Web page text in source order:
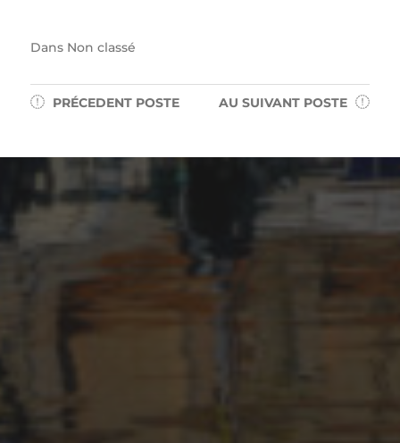
Dans Non classé
AU SUIVANT POSTE
PRÉCEDENTPOSTE